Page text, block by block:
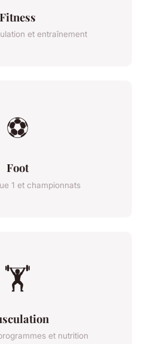
Fitness
et entraînement
⚽
Foot
1 et championnats
🏋️
et nutrition